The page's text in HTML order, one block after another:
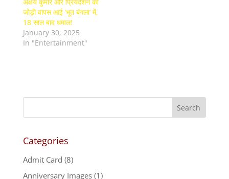
जोड़ी वापस आई ‘भूत बंगला’ में,
18 साल बाद धमाल!
January 30, 2025
In "Entertainment"
Categories
Admit Card (8)
Anniversary Images(1)